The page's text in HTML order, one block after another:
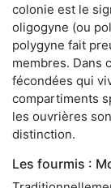
colonie est le
oligogyne (ou
polygyne fait
membres. Dans
fécondées qui
compartiments
les ouvrières
distinction.
Les fourmis :